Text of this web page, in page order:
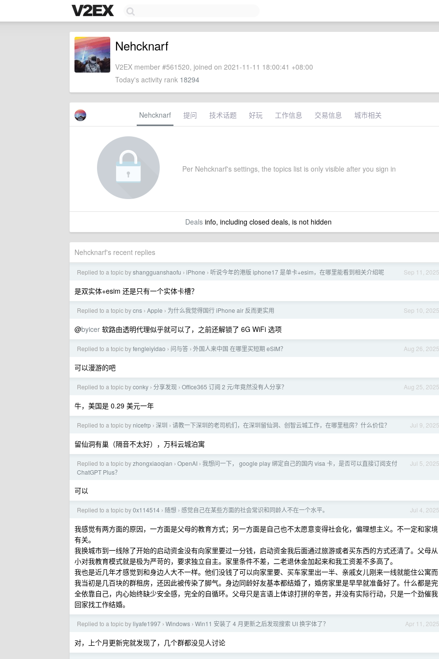
Nehcknarf
V2EX member #561520, joined on 2021-11-11 18:00:41 +08:00
Today's activity rank 18294
Nehcknarf 提问 技术话题 好玩 工作信息 交易信息 城市相关
Per Nehcknarf's settings, the topics list is only visible after you sign in
Dealsinfo, including closed deals, is not hidden
Nehcknarf's recent replies
Sep 11, 2025
Replied to a topic byshangguanshaofu › iPhone › 听说今年的港版 iphone17 是单卡+esim，在哪里能看到相关介绍呢
是双实体+esim 还是只有一个实体卡槽？
Sep 10, 2025
Replied to a topic bycns › Apple › 为什么我觉得国行 iPhone air 反而更实用
@byicer 软路由透明代理似乎就可以了，之前还解锁了 6G WiFi 选项
Aug 26, 2025
Replied to a topic byfengleiyidao › 问与答 › 外国人来中国 在哪里买短期 eSIM？
可以漫游的吧
Aug 25, 2025
Replied to a topic byconky › 分享发现 › Office365 订阅 2 元/年竟然没有人分享？
牛，美国是 0.29 美元一年
Jul 9, 2025
Replied to a topic by nicefrp › 深圳 › 请教一下深圳的老司机们，在深圳留仙洞、创智云城工作，在哪里租房？什么价位？
留仙洞有巢（隔音不太好），万科云城泊寓
Jul 5, 2025
Replied to a topic byzhongxiaoqian › OpenAI › 我想问一下， google play 绑定自己的国内 visa 卡，是否可以直接订阅支付
ChatGPT Plus？
可以
Jul 4, 2025
Replied to a topic by0x114514 › 随想 › 感觉自己在某些方面的社会常识和同龄人不在一个水平。
我感觉有两方面的原因，一方面是父母的教育方式；另一方面是自己也不太愿意变得社会化，偏理想主义。不一定和家境
有关。
我换城市到一线除了开始的启动资金没有向家里要过一分钱，启动资金我后面通过旅游或者买东西的方式还清了。父母从
小对我教育模式就是极为严苛的，要求独立自主。家里条件不差，二老退休金加起来和我工资差不多高了。
我也是近几年才感觉到和身边人大不一样。他们没钱了可以向家里要、买车家里出一半、亲戚女儿刚来一线就能住公寓而
我当初是几百块的群租房，还因此被传染了脚气。身边同龄好友基本都结婚了，婚房家里是早早就准备好了。什么都是完
全依靠自己，内心始终缺少安全感，完全的自循环。父母只是言语上体谅打拼的辛苦，并没有实际行动，只是一个劲催我
回家找工作结婚。
Apr 11, 2025
Replied to a topic by liyafe1997 › Windows › Win11 安装了 4 月更新之后发现搜索 UI 换字体了？
对，上个月更新完就发现了，几个群都没见人讨论